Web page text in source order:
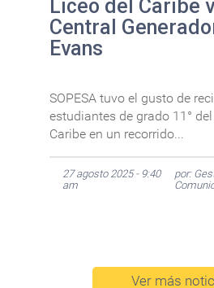
Liceo del Caribe
Central
Evans
SOPESA tuvo el gusto de
estudiantes de grado 11°
Caribe en un recorrido...
27 agosto 2025 - 9:40
am
por:
Ver más